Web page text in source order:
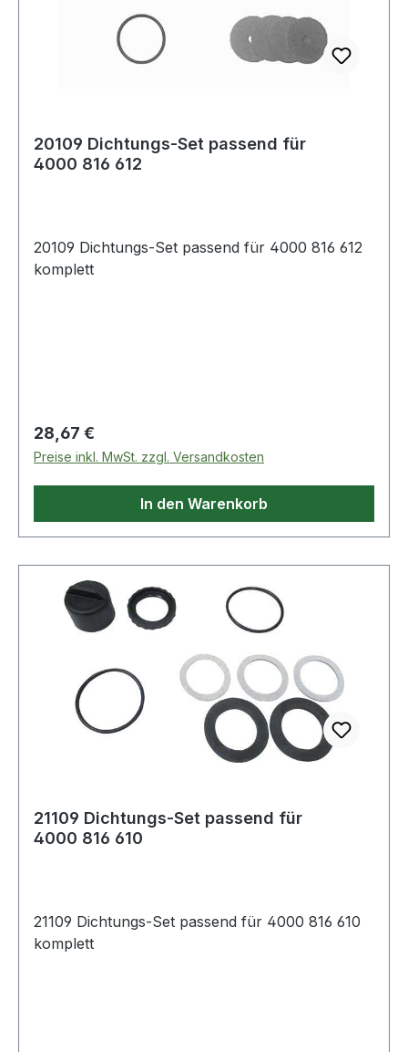
20109 Dichtungs-Set passend für
4000 816 612
20109 Dichtungs-Set passend für 4000 816 612
komplett
Regulärer Preis:
28,67 €
Preise inkl. MwSt. zzgl. Versandkosten
In den Warenkorb
21109 Dichtungs-Set passend für
4000 816 610
21109 Dichtungs-Set passend für 4000 816 610
komplett